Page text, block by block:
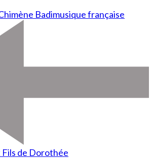
Badimusique française
Fils de Dorothée